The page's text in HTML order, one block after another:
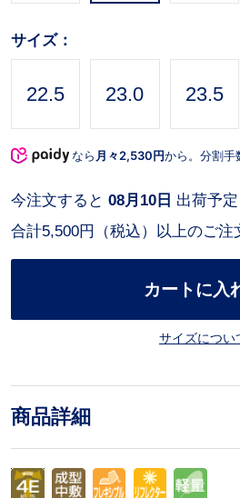
サイズ：
22.5 23.0 23.5
なら 月々2,530円から。分割手
合計5,500円（税込）以上のご注
今注文すると 08月10日 出荷予定
カートに入
サイズについ
商品詳細